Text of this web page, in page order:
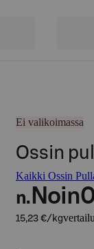
Ei valikoimassa
Ossin
Kaikki Ossin
n. Noin
15,23 €/kg